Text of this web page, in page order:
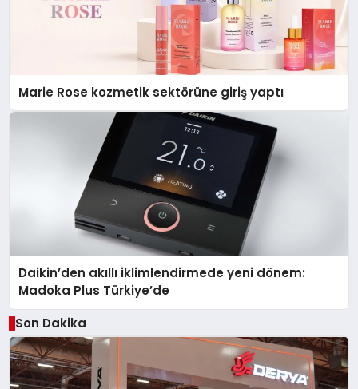
Marie Rose kozmetik sektörüne giriş yaptı
Daikin’den akıllı iklimlendirmede yeni dönem:
Madoka Plus Türkiye’de
Son Dakika